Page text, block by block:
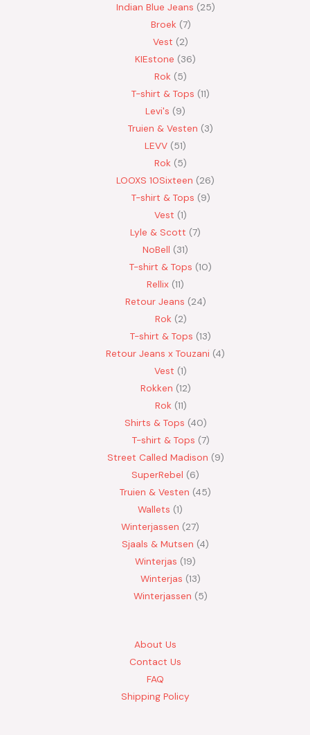
Indian Blue Jeans 25
Broek 7
Vest
2
KIEstone
36
Rok 5
T-shirt & Tops 11
Levi's
9
Truien & Vesten
3
LEVV 51
Rok 5
LOOXS 10Sixteen
26
T-shirt & Tops 9
Vest 1
Lyle & Scott 7
NoBell
31
T-shirt & Tops 10
Rellix 11
Retour Jeans 24
Rok 2
T-shirt & Tops 13
Retour Jeans x Touzani 4
Vest 1
Rokken 12
Rok 11
Shirts & Tops 40
T-shirt & Tops 7
Street Called Madison 9
SuperRebel
6
Truien & Vesten 45
Wallets 1
Winterjassen
27
Sjaals & Mutsen 4
Winterjas 19
Winterjas 13
Winterjassen
5
About Us
Contact Us
FAQ
Shipping Policy